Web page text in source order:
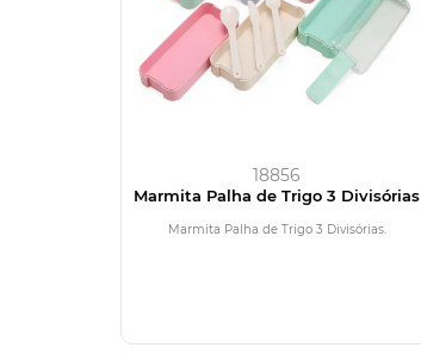
18856
Marmita Palha de Trigo 3 Divisórias
Marmita Palha de Trigo 3 Divisórias.